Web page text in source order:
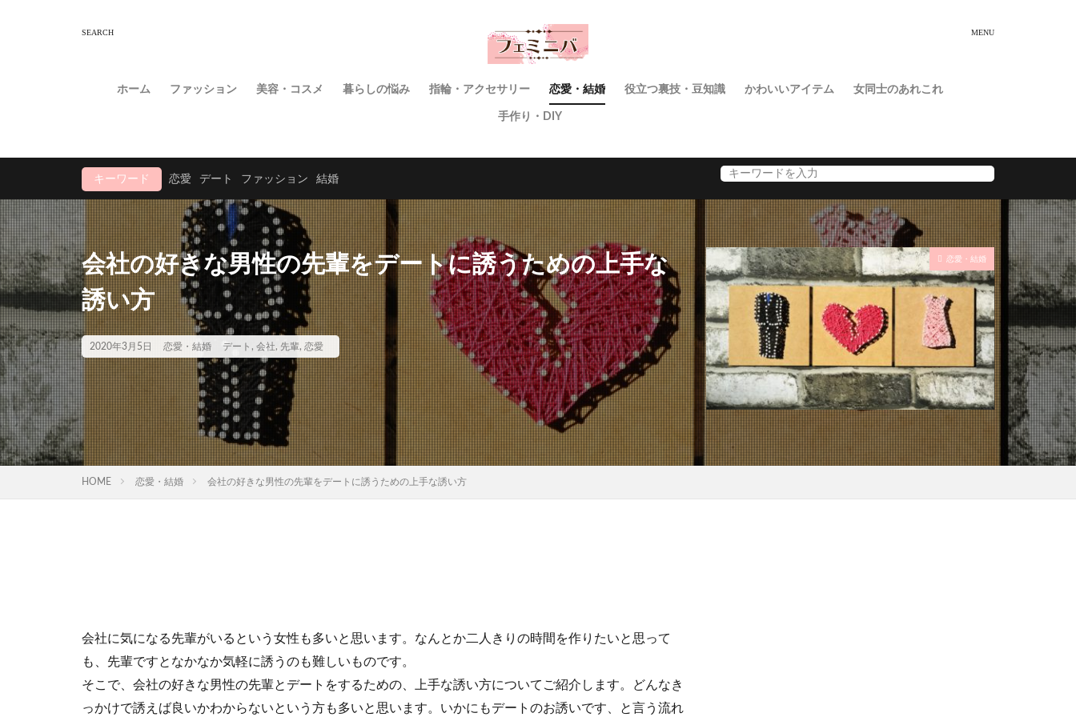
ホーム ファッション 美容・コスメ 暮らしの悩み 指輪・アクセサリー 恋愛・結婚 役立つ裏技・豆知識 かわいいアイテム 女同士のあれこれ
手作り・DIY
キーワード 恋愛 デート ファッション 結婚
会社の好きな男性の先輩をデートに誘うための上手な
誘い方
2020年3月5日 恋愛・結婚 デート , 会社, 先輩, 恋愛
恋愛・結婚
HOME 恋愛・結婚 会社の好きな男性の先輩をデートに誘うための上手な誘い方
会社に気になる先輩がいるという女性も多いと思います。なんとか二人きりの時間を作りたいと思って
も、先輩ですとなかなか気軽に誘うのも難しいものです。
そこで、会社の好きな男性の先輩とデートをするための、上手な誘い方についてご紹介します。どんなき
っかけで誘えば良いかわからないという方も多いと思います。いかにもデートのお誘いです、と言う流れ